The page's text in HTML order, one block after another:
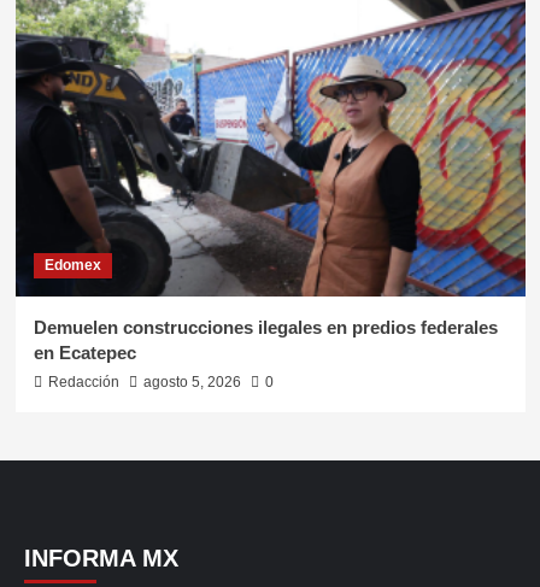
Edomex
Demuelen construcciones ilegales en predios federales
en Ecatepec
Redacción agosto 5, 2026 0
INFORMA MX